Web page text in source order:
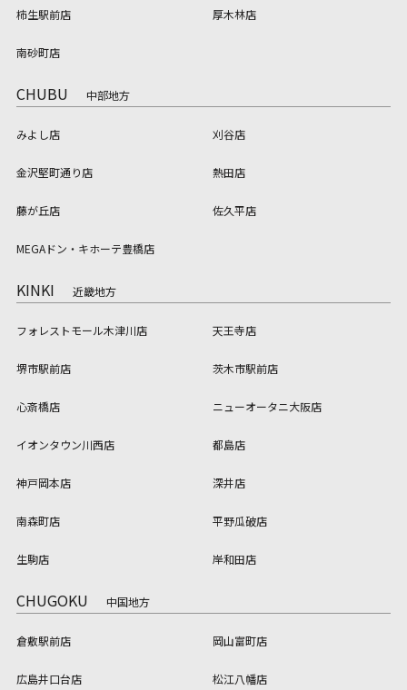
柿生駅前店 厚木林店
南砂町店
CHUBU 中部地方
みよし店 刈谷店
金沢堅町通り店 熱田店
藤が丘店 佐久平店
MEGAドン・キホーテ豊橋店
KINKI 近畿地方
フォレストモール木津川店 天王寺店
堺市駅前店 茨木市駅前店
心斎橋店 ニューオータニ大阪店
イオンタウン川西店 都島店
神戸岡本店 深井店
南森町店 平野瓜破店
生駒店 岸和田店
CHUGOKU 中国地方
倉敷駅前店 岡山富町店
広島井口台店 松江八幡店